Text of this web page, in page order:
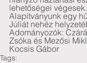
lehetőségei végesek.
Alapítványunk egy
Júliát nehéz
Adományozók:
Zsóka és Mezősi
Kocsis Gábor
Tags: